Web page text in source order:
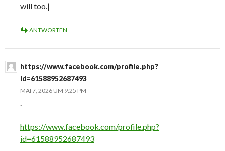
will too.|
ANTWORTEN
https://www.facebook.com/profile.php?
id=61588952687493
MAI 7, 2026 UM 9:25 PM
.
https://www.facebook.com/profile.php?
id=61588952687493